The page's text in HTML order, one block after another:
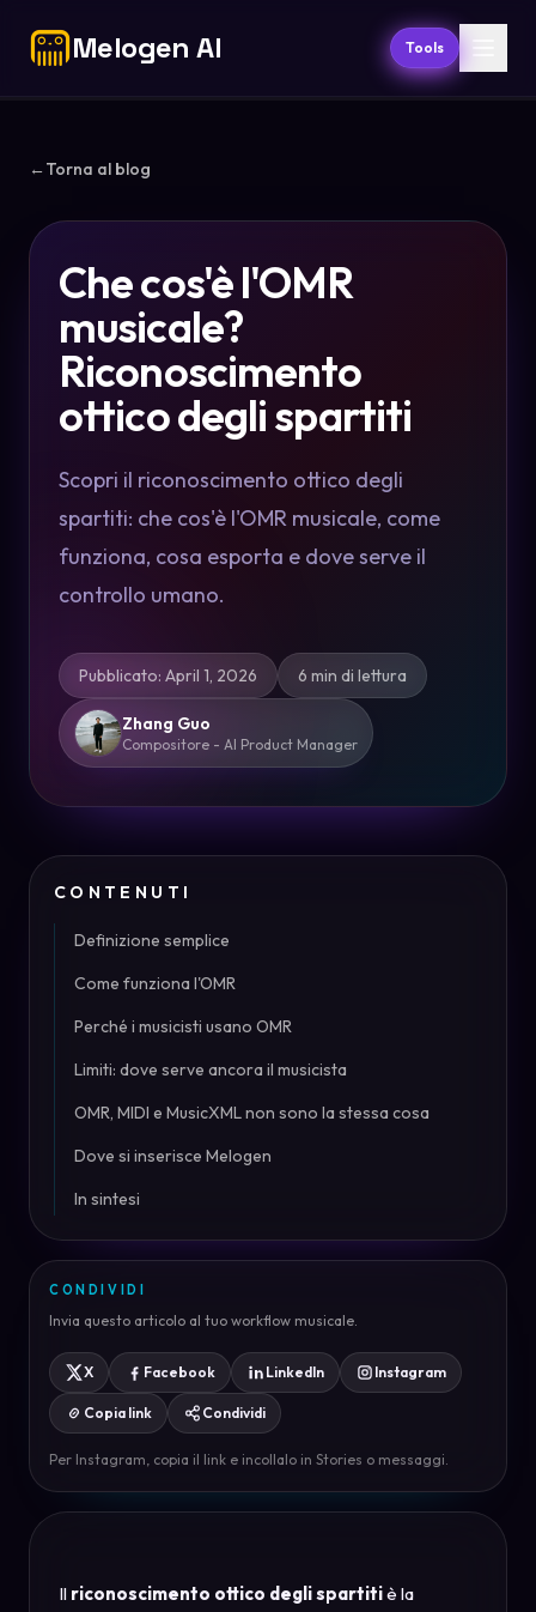
Melogen AI Tools
←Torna al blog
Che cos'è l'OMR
musicale?
Riconoscimento
ottico degli spartiti
Scopri il riconoscimento ottico degli
spartiti: che cos'è l'OMR musicale, come
funziona, cosa esporta e dove serve il
controllo umano.
Pubblicato: April 1, 2026 6 min di lettura
Zhang Guo
Compositore - AI Product Manager
CONTENUTI
Definizione semplice
Come funziona l'OMR
Perché i musicisti usano OMR
Limiti: dove serve ancora il musicista
OMR, MIDI e MusicXML non sono la stessa cosa
Dove si inserisce Melogen
In sintesi
CONDIVIDI
Invia questo articolo al tuo workflow musicale.
X Facebook LinkedIn Instagram
Copia link Condividi
Per Instagram, copia il link e incollalo in Stories o messaggi.
Il riconoscimento ottico degli spartitiè la